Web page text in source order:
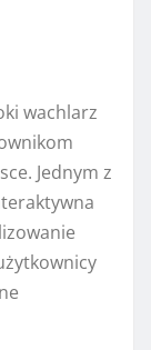
wachlarz
Jednym z